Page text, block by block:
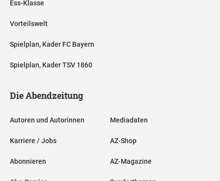
Ess-Klasse
Vorteilswelt
Spielplan, Kader FC Bayern
Spielplan, Kader TSV 1860
Die Abendzeitung
Autoren und Autorinnen
Karriere / Jobs
Abonnieren
Mediadaten
AZ-Shop
AZ-Magazine